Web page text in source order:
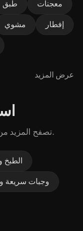
طبق معجنات
مشوي إفطار
عرض المزيد
تصفح المزيد من التصنيفات الفرعية في طعام وشراب.
الطبخ
وجبات سريعة